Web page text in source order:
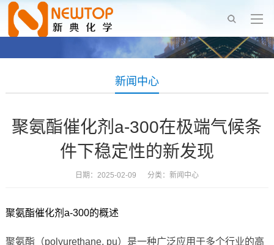
新闻中心
聚氨酯催化剂a-300在极端气候条
件下稳定性的新发现
日期：2025-02-09 分类： 新闻中心
聚氨酯催化剂a-300的概述
聚氨酯（polyurethane, pu）是一种广泛应用于多个行业的高